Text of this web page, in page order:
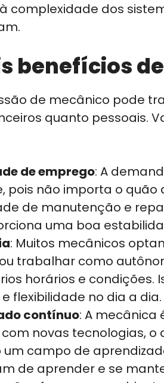
complexidade dos
benefícios
de mecânico pode
quanto pessoais.
de emprego: A
pois não importa o
de manutenção e
uma boa
: Muitos mecânicos
trabalhar como
horários e condições.
flexibilidade no dia a dia.
contínuo: A mecânica
novas tecnologias, o
um campo de
de aprender e se